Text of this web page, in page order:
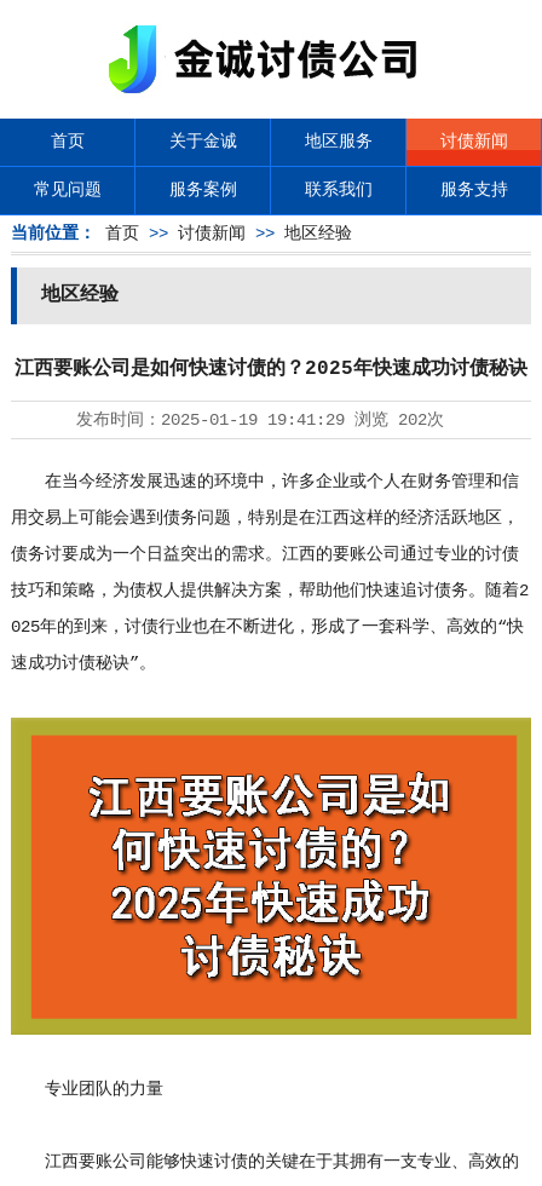
首页 关于金诚 地区服务 讨债新闻
常见问题 服务案例 联系我们 服务支持
当前位置： 首页 >> 讨债新闻 >> 地区经验
地区经验
江西要账公司是如何快速讨债的？2025年快速成功讨债秘诀
发布时间： 2025-01-19 19:41:29浏览 202次
在当今经济发展迅速的环境中，许多企业或个人在财务管理和信
用交易上可能会遇到债务问题，特别是在江西这样的经济活跃地区，
债务讨要成为一个日益突出的需求。江西的要账公司通过专业的讨债
技巧和策略，为债权人提供解决方案，帮助他们快速追讨债务。随着2
025年的到来，讨债行业也在不断进化，形成了一套科学、高效的“快
速成功讨债秘诀”。
专业团队的力量
江西要账公司能够快速讨债的关键在于其拥有一支专业、高效的